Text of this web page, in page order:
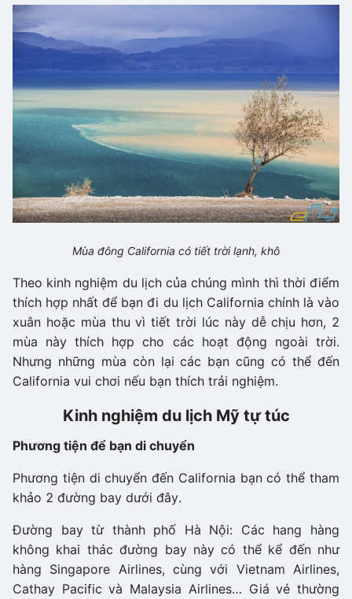
Mùa đông California có tiết trời lạnh, khô
Theo kinh nghiệm du lịch của chúng mình thì thời điểm
thích hợp nhất để bạn đi du lịch California chính là vào
xuân hoặc mùa thu vì tiết trời lúc này dễ chịu hơn, 2
mùa này thích hợp cho các hoạt động ngoài trời.
Nhưng những mùa còn lại các bạn cũng có thể đến
California vui chơi nếu bạn thích trải nghiệm.
Kinh nghiệm du lịch Mỹ tự túc
Phương tiện để bạn di chuyển
Phương tiện di chuyển đến California bạn có thể tham
khảo 2 đường bay dưới đây.
Đường bay từ thành phố Hà Nội: Các hang hàng
không khai thác đường bay này có thể kể đến như
hàng Singapore Airlines, cùng với Vietnam Airlines,
Cathay Pacific và Malaysia Airlines… Giá vé thường